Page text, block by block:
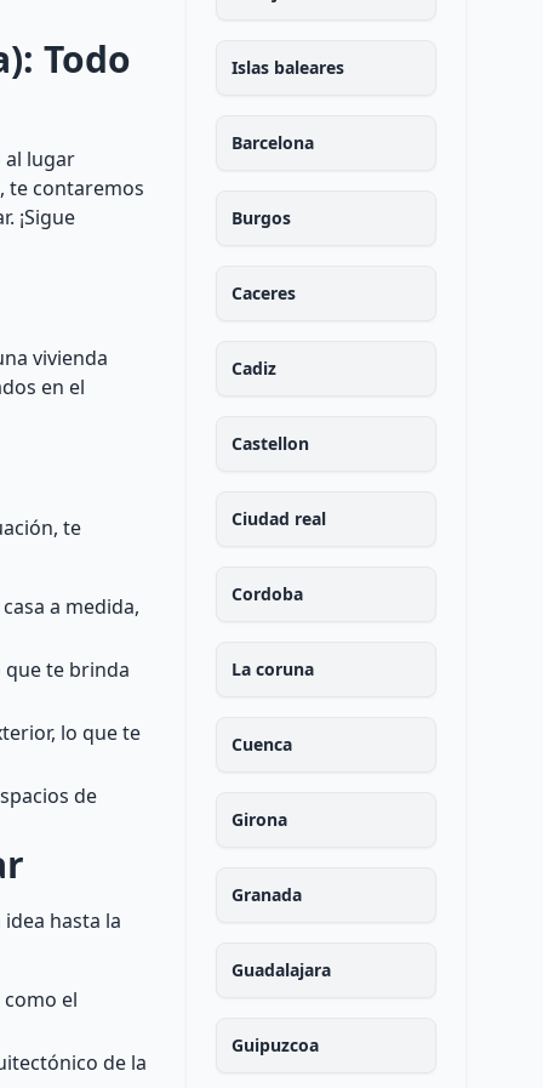
Todo
al lugar
te contaremos
¡Sigue
vivienda
en el
te
a medida,
que te brinda
lo que te
de
hasta la
el
de la
Islas baleares
Barcelona
Burgos
Caceres
Cadiz
Castellon
Ciudad real
Cordoba
La coruna
Cuenca
Girona
Granada
Guadalajara
Guipuzcoa